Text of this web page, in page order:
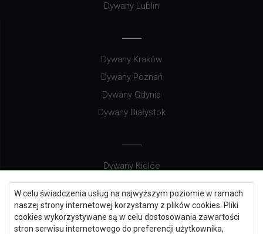
W celu świadczenia usług na najwyższym poziomie w ramach
naszej strony internetowej korzystamy z plików cookies. Pliki
cookies wykorzystywane są w celu dostosowania zawartości
stron serwisu internetowego do preferencji użytkownika,
Dywany Lublin
Dywany Kraków
Dywany Poznań
Dywany Gdynia
Dywany Białystok
Dywany Kielce
Dywany Gdańsk
Dywany Toruń
Dywany Bydgoszcz